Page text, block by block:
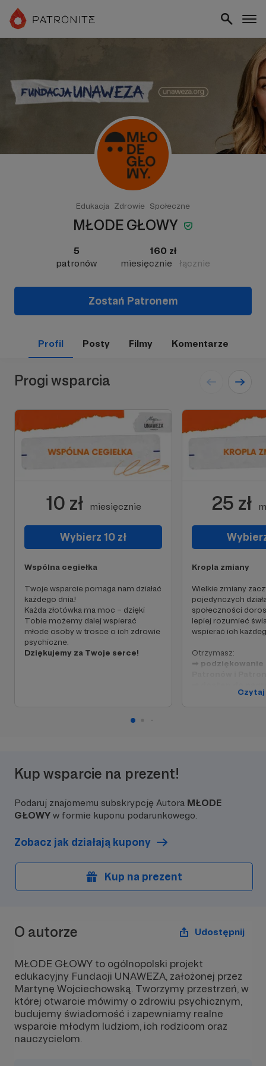
Edukacja Zdrowie Społeczne
MŁODE GŁOWY
5
patronów
160 zł
miesięcznie
łącznie
Zostań Patronem
Profil Posty Filmy Komentarze
Progi wsparcia
10 zł miesięcznie
Wybierz 10 zł
Wspólna cegiełka
Twoje wsparcie pomaga nam działać
każdego dnia!
Każda złotówka ma moc – dzięki
Tobie możemy dalej wspierać
młode osoby w trosce o ich zdrowie
psychiczne.
Dziękujemy za Twoje serce!
25 zł
Kropla zmiany
Wielkie zmiany
pojedynczych
społeczności
lepiej rozumieć
wspierać ich
Otrzymasz:
➡
MŁODYCH GŁÓW
Kup wsparcie na prezent!
Podaruj znajomemu subskrypcję Autora MŁODE
GŁOWY w formie kuponu podarunkowego.
Zobacz jak działają kupony
Kup na prezent
O autorze Udostępnij
MŁODE GŁOWY to ogólnopolski projekt
edukacyjny Fundacji UNAWEZA, założonej przez
Martynę Wojciechowską. Tworzymy przestrzeń, w
której otwarcie mówimy o zdrowiu psychicznym,
budujemy świadomość i zapewniamy realne
wsparcie młodym ludziom, ich rodzicom oraz
nauczycielom.